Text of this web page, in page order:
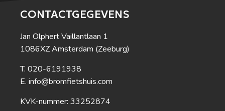
CONTACTGEGEVENS
Jan Olphert Vaillantlaan 1
1086XZ Amsterdam (Zeeburg)
020-6191938
info@bromfietshuis.com
KVK-nummer: 33252874